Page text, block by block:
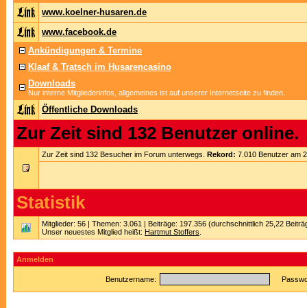
www.koelner-husaren.de
www.facebook.de
Ankündigungen & Termine
Klaaf & Tratsch im Husarencasino
Downloads
Nur interne Mitgliederinfos, allgemeines ist auf unserer Internetseite zu finden.
Öffentliche Downloads
Zur Zeit sind 132 Benutzer online.
Zur Zeit sind 132 Besucher im Forum unterwegs. Rekord: 7.010 Benutzer am
Statistik
Mitglieder: 56 | Themen: 3.061 | Beiträge: 197.356 (durchschnittlich 25,22
Unser neuestes Mitglied heißt: Hartmut Stoffers
Anmelden
Benutzername: